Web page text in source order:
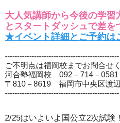
大人気講師から今後の学習
とスタートダッシュで差を
★イベント詳細とご予約
-----------------------------------------------
ご不明点は福岡校までお問合せ
河合塾福岡校 092－714－0581
〒810－8619 福岡市中央区渡
-----------------------------------------------
2/25はいよいよ国公立2次試験